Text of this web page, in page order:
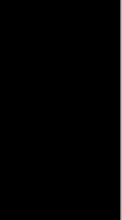
catálogo de
puedes
prioridad y te